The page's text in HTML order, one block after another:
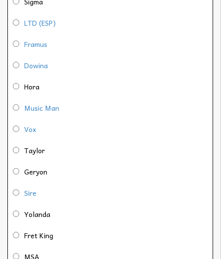
LTD (ESP)
Framus
Dowina
Hora
Music Man
Vox
Taylor
Geryon
Sire
Yolanda
Fret King
MSA